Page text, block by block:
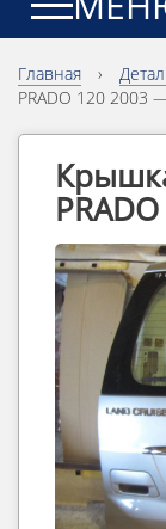
Главная ›
PRADO 120 2003